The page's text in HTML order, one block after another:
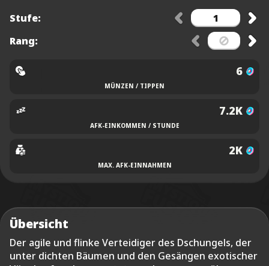
Stufe:
Rang:
6
MÜNZEN / TIPPEN
7.2K
AFK-EINKOMMEN / STUNDE
2K
MAX. AFK-EINNAHMEN
Übersicht
Der agile und flinke Verteidiger des Dschungels, der
unter dichten Bäumen und den Gesängen exotischer